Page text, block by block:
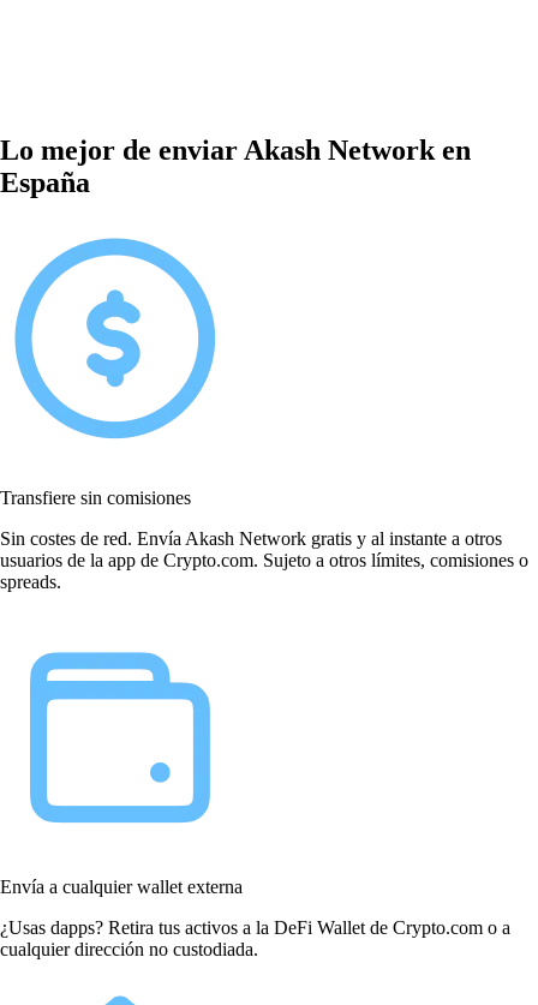
Lo mejor de enviar Akash Network en
España
Transfiere sin comisiones
Sin costes de red. Envía Akash Network gratis y al instante a otros
usuarios de la app de Crypto.com. Sujeto a otros límites, comisiones o
spreads.
Envía a cualquier wallet externa
¿Usas dapps? Retira tus activos a la DeFi Wallet de Crypto.com o a
cualquier dirección no custodiada.